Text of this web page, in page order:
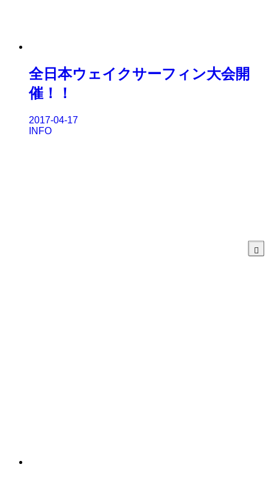
全日本ウェイクサーフィン大会開
催！！
2017-04-17
INFO